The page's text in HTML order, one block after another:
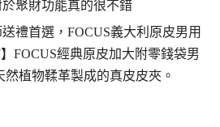
聚財功能真的很不錯